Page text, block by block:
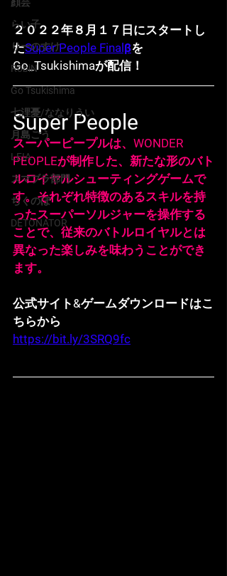
らい子
りーのすけ
RobiN
Go Tsukishima
七浬憂/ななりうい
月島ごう
LEIA
スマブラ部門
ちくのぼ
DETONATOR
２０２２年８月１７日にスタートし
たSuper People Finalβを
Go_Tsukishimaが配信！
Super People
スーパーピープルは、WONDER
PEOPLEが制作した、新たな形のバト
ルロイヤルシューティングゲームで
す。それぞれ特徴のあるスキルを持
ったスーパーソルジャーを操作する
ことで、従来のバトルロイヤルとは
異なった楽しみを味わうことができ
ます。
公式サイト&ゲームダウンロードはこ
ちらから
https://bit.ly/3SRQ9fc